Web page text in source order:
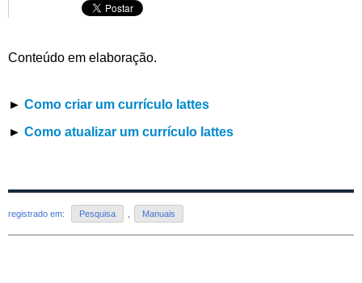
Conteúdo em elaboração.
► Como criar um currículo lattes
► Como atualizar um currículo lattes
registrado em: Pesquisa Manuais